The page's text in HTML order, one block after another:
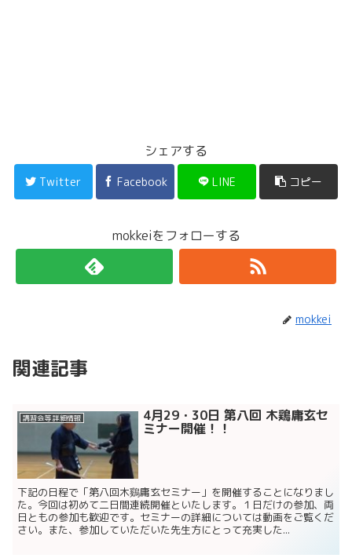
シェアする
Twitter Facebook LINE コピー
mokkeiをフォローする
mokkei
関連記事
講習会等 詳細情報 4月29・30日 第八回 木鶏庸玄セ
ミナー開催！！
下記の日程で「第八回木鷄庸玄セミナー」を開催することになりまし
た。今回は初めて二日間連続開催といたします。１日だけの参加、両
日ともの参加も歓迎です。セミナーの詳細については動画をご覧くだ
さい。また、参加していただいた先生方にとって充実した...